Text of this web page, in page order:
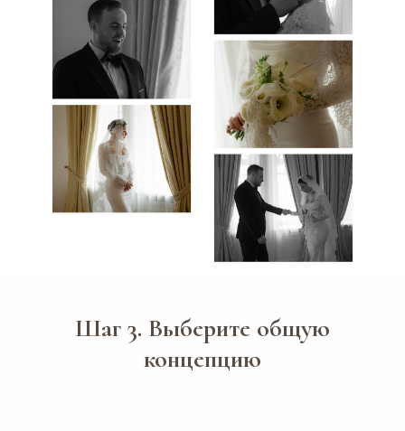
Шаг 3. Выберите общую
концепцию